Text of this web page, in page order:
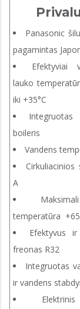
Panasonic
pagamintas
Efektyviai
lauko
iki +35°C
Integruotas
boileris
Vandens
Cirkuliacinios
A
temperatūra
Efektyvus
freonas R32
Integruotas
ir vandens